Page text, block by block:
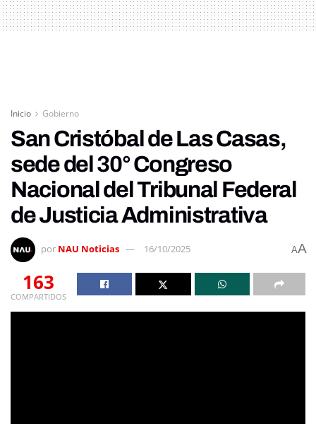
Inicio Gobierno
San Cristóbal de Las Casas,
sede del 30° Congreso
Nacional del Tribunal Federal
de Justicia Administrativa
por NAU Noticias 16/10/2025 AA
163
COMPARTIDOS